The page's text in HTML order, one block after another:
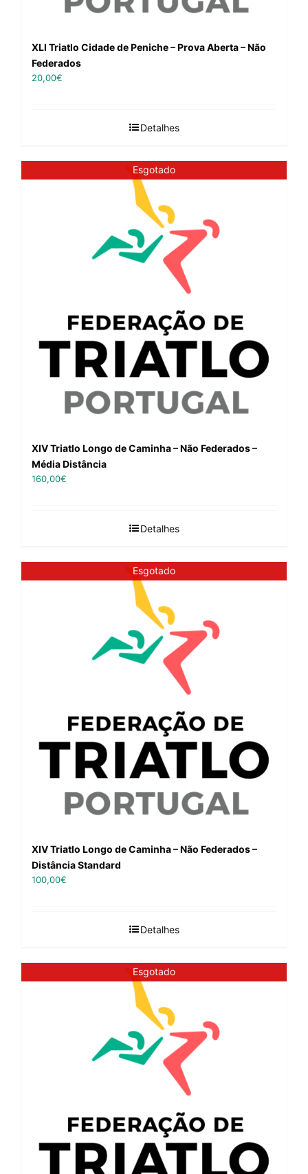
XLI Triatlo Cidade de Peniche – Prova Aberta – Não
Federados
20,00€
Detalhes
Esgotado
XIV Triatlo Longo de Caminha – Não Federados –
Média Distância
160,00€
Detalhes
Esgotado
XIV Triatlo Longo de Caminha – Não Federados –
Distância Standard
100,00€
Detalhes
Esgotado